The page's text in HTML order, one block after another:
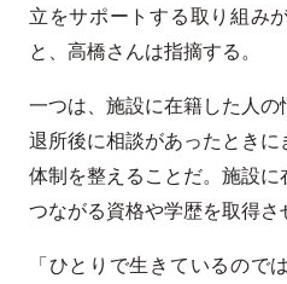
立をサポートする取り組み
と、高橋さんは指摘する。
一つは、施設に在籍した人の
退所後に相談があったとき
体制を整えることだ。施設
つながる資格や学歴を取得さ
「ひとりで生きているので